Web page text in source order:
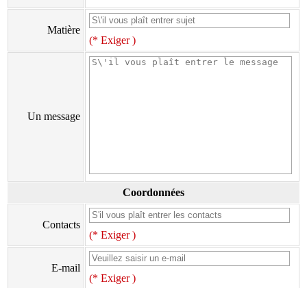
Matière
(* Exiger )
Un message
Coordonnées
Contacts
(* Exiger )
E-mail
(* Exiger )